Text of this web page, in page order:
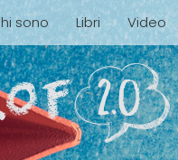
sono Libri Video